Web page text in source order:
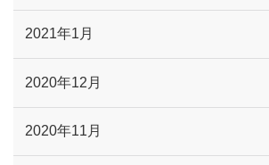
2021年1月
2020年12月
2020年11月